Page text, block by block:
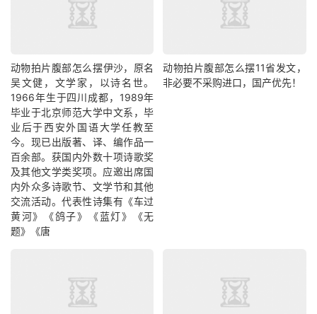
动物拍片腹部怎么摆​伊沙，原名
吴文健，文学家，以诗名世。
1966年生于四川成都，1989年
毕业于北京师范大学中文系，毕
业后于西安外国语大学任教至
今。现已出版著、译、编作品一
百余部。获国内外数十项诗歌奖
及其他文学类奖项。应邀出席国
内外众多诗歌节、文学节和其他
交流活动。代表性诗集有《车过
黄河》《鸽子》《蓝灯》《无
题》《唐
动物拍片腹部怎么摆11省发文，
非必要不采购进口，国产优先！